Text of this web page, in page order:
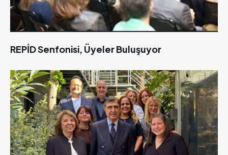
REPİD Senfonisi, Üyeler Buluşuyor